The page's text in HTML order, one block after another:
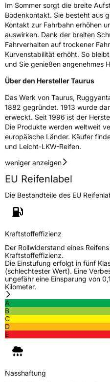
SchlauchtypTL
ZustandNeureifen
M+SJa
EU Label
Effizienz D
NasshaftungC
Rollgeräusch (Klasse)
Rollgeräusch (dB)
FahrzeugklasseC1
3PMSF /
Allgemeine
Herstellerkontakt
Carmes-
Im Sommer sorgt die breite
Bodenkontakt. Sie besteht aus
Kontakt zur Fahrbahn erhöhen
auswirken. Dank der breiten
Fahrverhalten auf trockener
Kurvenstabilität erhöht. So
und Sie genießen angenehmes
Über den Hersteller Taurus
Das Werk von Taurus,
1882 gegründet. 1913 wurde
erweckt. Seit 1996 ist der
Die Produkte werden weltweit
europäische Länder. Käufer
und Leicht-LKW-Reifen.
weniger anzeigen
EU Reifenlabel
Die Bestandteile des EU
Kraftstoffeffizienz
Der Rollwiderstand eines
Kraftstoffeffizienz.
Die Einstufung erfolgt in fünf
(schlechtester Wert). Eine
ungefähr eine Einsparung von
Kilometer.
A
B
C
D
E
Nasshaftung